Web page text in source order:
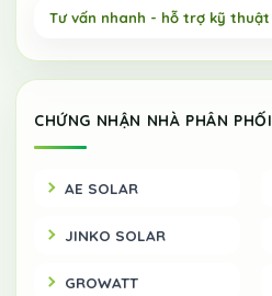
CHỨNG NHẬN NHÀ PHÂN PHỐI
AE SOLAR
JINKO SOLAR
GROWATT